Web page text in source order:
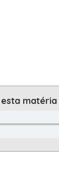
esta matéria